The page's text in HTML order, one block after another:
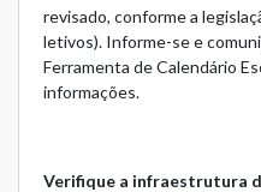
revisado, conforme a
letivos). Informe-se e
Ferramenta deCalendário
informações.
Verifique a infraestrutura